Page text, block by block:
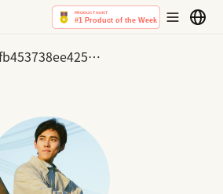
68fb453738ee425b933f88e4